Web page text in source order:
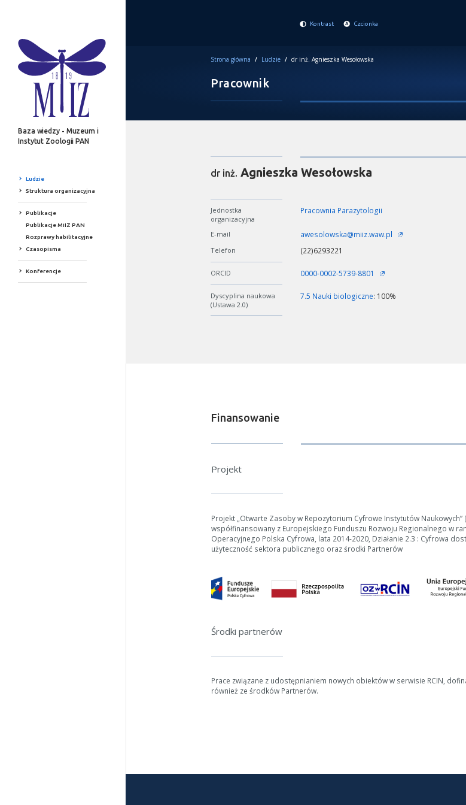
Jeśli generowanie trwa zbyt długo można ograniczyć dane
Baza wiedzy - Muzeum i
Instytut Zoologii PAN
Ludzie
Struktura organizacyjna
Publikacje
Publikacje MiIZ PAN
Rozprawy habilitacyjne
Czasopisma
Konferencje
Kontrast Czcionka
Strona główna / Ludzie / dr inż. Agnieszka Wesołowska
Pracownik
dr inż. Agnieszka Wesołowska
Jednostka
organizacyjna
Pracownia Parazytologii
E-mail awesolowska@miiz.waw.pl
Telefon (22)6293221
ORCID 0000-0002-5739-8801
Dyscyplina naukowa
(Ustawa 2.0)
7.5 Nauki biologiczne: 100%
Finansowanie
Projekt
Projekt „Otwarte Zasoby w Repozytorium Cyfrowe Instytutów Naukowych”
współfinansowany z Europejskiego Funduszu Rozwoju Regionalnego w
Operacyjnego Polska Cyfrowa, lata 2014-2020, Działanie 2.3 : Cyfrowa
użyteczność sektora publicznego oraz środki Partnerów
Środki partnerów
Prace związane z udostępnianiem nowych obiektów w serwisie RCIN,
również ze środków Partnerów.